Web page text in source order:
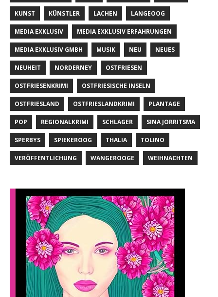
KUNST KÜNSTLER LACHEN LANGEOOG
MEDIA EXKLUSIV MEDIA EXKLUSIV ERFAHRUNGEN
MEDIA EXKLUSIV GMBH MUSIK NEU NEUES
NEUHEIT NORDERNEY OSTFRIESEN
OSTFRIESENKRIMI OSTFRIESISCHE INSELN
OSTFRIESLAND OSTFRIESLANDKRIMI PLANTAGE
POP REGIONALKRIMI SCHLAGER SINA JORRITSMA
SPERBYS SPIEKEROOG THALIA TOLINO
VERÖFFENTLICHUNG WANGEROOGE WEIHNACHTEN